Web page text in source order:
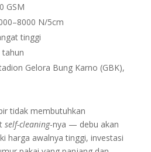
GSM
N/5cm
tinggi
tahun
Gelora Bung Karno (GBK),
tidak membutuhkan
self-cleaning-nya — debu akan
harga awalnya tinggi, investasi